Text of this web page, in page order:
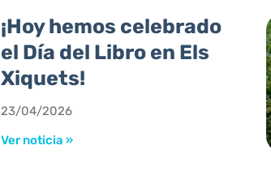
¡Hoy hemos celebrado
el Día del Libro en Els
Xiquets!
23/04/2026
Ver noticia »